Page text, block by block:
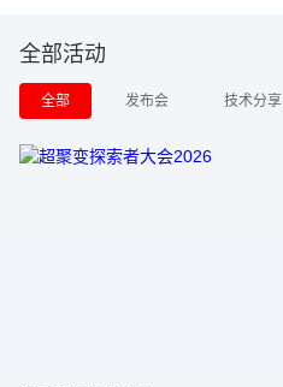
全部活动
全部 发布会 技术分享